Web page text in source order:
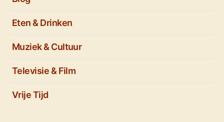
Eten & Drinken
Muziek & Cultuur
Televisie & Film
Vrije Tijd